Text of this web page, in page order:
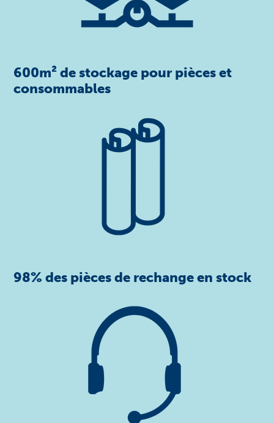
600m² de stockage pour pièces et
consommables
98% des pièces de rechange en stock